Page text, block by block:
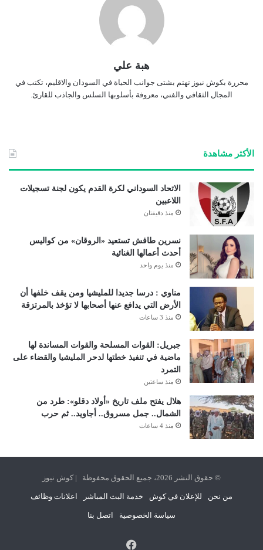
هبة علي
محررة بكوش نيوز تهتم بشتى جوانب الحياة في السودان والاقليم، تكتب في
المجال الثقافي والفني، معروفة بأسلوبها السلس والجاذب للقارئ.
الأكثر مشاهدة
الاتحاد السوداني لكرة القدم يكون لجنة تسجيلات
اللاعبين
منذ دقيقتان
نسرين طافش تستعيد «الروقان» من كواليس
أحدث أعمالها الغنائية
منذ يوم واحد
مناوي : درسا جديدا للمليشيا ومن يقف خلفها أن
الأرض التي يدافع عنها أصحابها لا تؤخذ بالمرتزقة
منذ 3 ساعات
جبريل: القوات المسلحة والقوات المساندة لها
ماضية في تنفيذ خطتها لدحر المليشيا والقضاء على
التمرد
منذ ساعتين
هلال يفتح ملف تاريخ «أولاد دقلو»: طرد من
الشمال.. جمل مسروق.. أجاويد.. ثم حرب
منذ 4 ساعات
© حقوق النشر 2026، جميع الحقوق محفوظة | كوش نيوز
من نحن للإعلان في كوش خدمة البث المباشر اعلانات وظائف
سياسة الخصوصية اتصل بنا